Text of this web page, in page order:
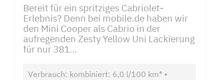
Bereit für ein spritziges Cabriolet-
Erlebnis? Denn bei mobile.de haben wir
den Mini Cooper als Cabrio in der
aufregenden Zesty Yellow Uni Lackierung
für nur 381...
Verbrauch: kombiniert: 6,0 l/100 km* •